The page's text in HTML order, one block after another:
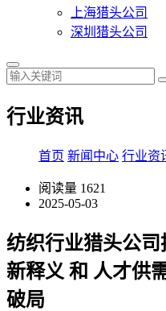
上海猎头公司
深圳猎头公司
行业资讯
首页 新闻中心 行业资
阅读量 1621
2025-05-03
纺织行业猎头公
新释义 和 人才供
破局